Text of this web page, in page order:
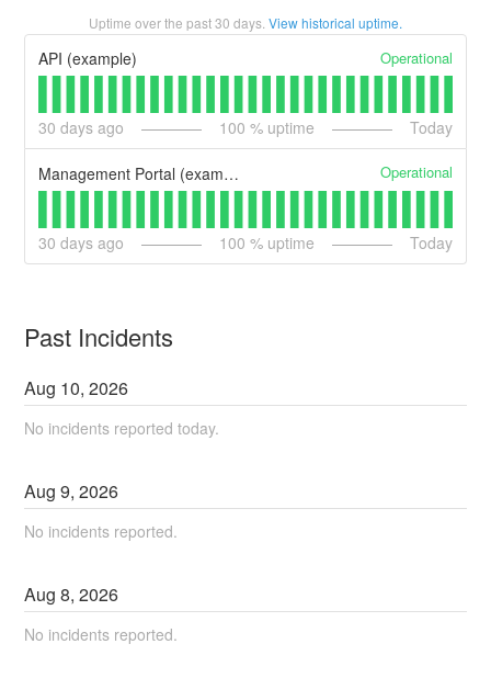
Uptime over the past30 days. View historical uptime.
API (example) Operational
30 days ago 100 % uptime Today
Management Portal (example) Operational
30 days ago 100 % uptime Today
Past Incidents
Aug 10,2026
No incidents reported today.
Aug9,2026
No incidents reported.
Aug8,2026
No incidents reported.